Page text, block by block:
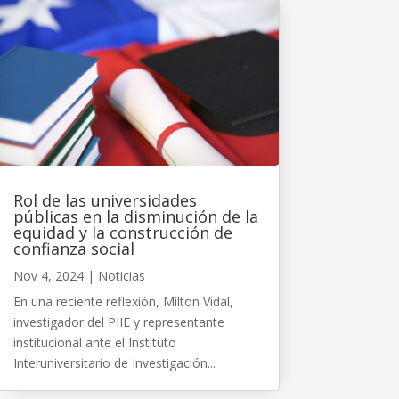
Rol de las universidades
públicas en la disminución de la
equidad y la construcción de
confianza social
Nov 4, 2024| Noticias
En una reciente reflexión, Milton Vidal,
investigador del PIIE y representante
institucional ante el Instituto
Interuniversitario de Investigación...